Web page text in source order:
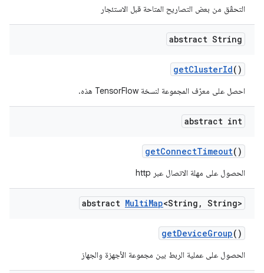
التحقّق من بعض التصاريح المتاحة قبل الاستئجار
abstract String
getClusterId()
احصل على معرّف المجموعة لنسخة TensorFlow هذه.
abstract int
getConnectTimeout()
الحصول على مهلة الاتصال عبر http
abstract MultiMap<String , String>
getDeviceGroup()
الحصول على عملية الربط بين مجموعة الأجهزة والجهاز